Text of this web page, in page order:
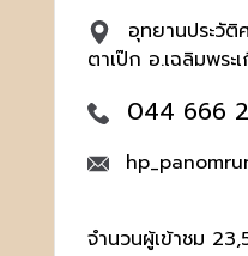
อุทยานประวั
ตาเป๊ก อ.เฉลิมพระ
044 666
จำนวนผู้เข้าชม